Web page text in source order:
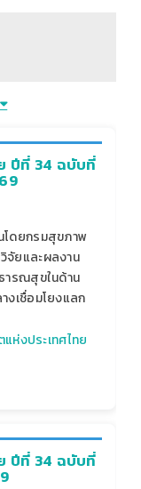
ปีที่ 34 ฉบับที่
โดยกรมสุขภาพ
จัยและผลงาน
ารณสุขในด้าน
งเชื่อมโยงแลก
ห่งประเทศไทย
ปีที่ 34 ฉบับที่